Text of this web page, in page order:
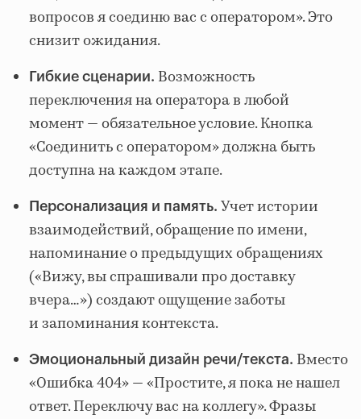
вопросов я соединю вас с оператором». Это
снизит ожидания.
Гибкие сценарии. Возможность
переключения на оператора в любой
момент — обязательное условие. Кнопка
«Соединить с оператором» должна быть
доступна на каждом этапе.
Персонализация и память. Учет истории
взаимодействий, обращение по имени,
напоминание о предыдущих обращениях
(«Вижу, вы спрашивали про доставку
вчера…») создают ощущение заботы
и запоминания контекста.
Эмоциональный дизайн речи/текста. Вместо
«Ошибка 404» — «Простите, я пока не нашел
ответ. Переключу вас на коллегу». Фразы